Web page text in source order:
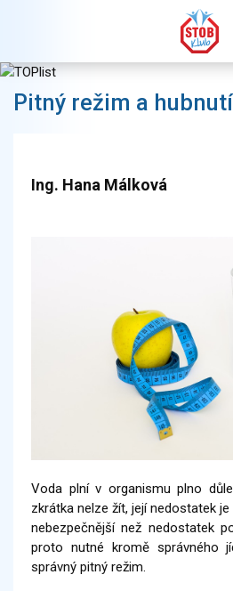
Pitný režim a hubnutí
Ing. Hana Málková
Voda plní v organismu plno
zkrátka nelze žít, její nedostatek
nebezpečnější než nedostatek
proto nutné kromě správného
správný pitný režim.